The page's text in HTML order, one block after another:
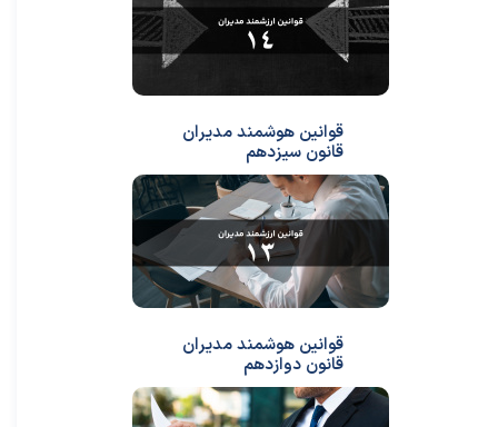
قوانین هوشمند مدیران
قانون سیزدهم
قوانین هوشمند مدیران
قانون دوازدهم